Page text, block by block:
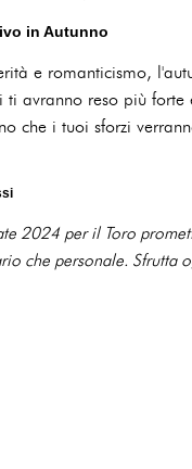
in Autunno
e romanticismo,
ti avranno reso più
che i tuoi sforzi
2024 per il Toro
che personale.